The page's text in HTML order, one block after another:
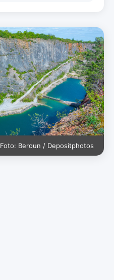
Foto: Beroun / Depositphotos